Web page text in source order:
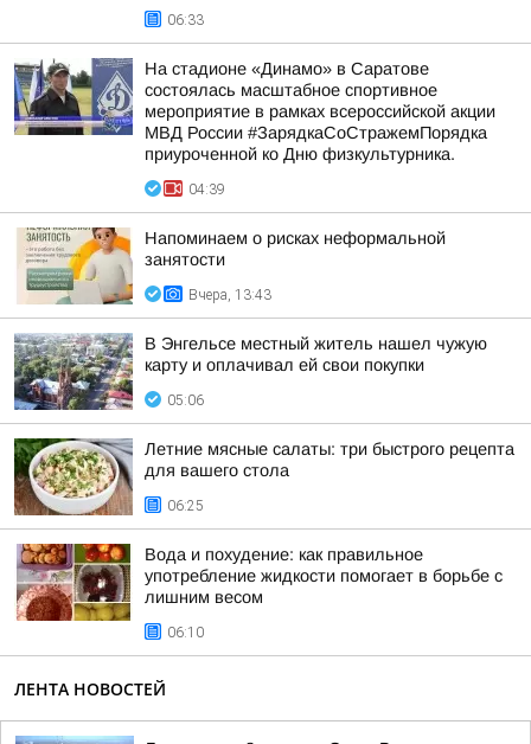
06:33
На стадионе «Динамо» в Саратове
состоялась масштабное спортивное
мероприятие в рамках всероссийской акции
МВД России #ЗарядкаСоСтражемПорядка
приуроченной ко Дню физкультурника.
04:39
Напоминаем о рисках неформальной
занятости
Вчера, 13:43
В Энгельсе местный житель нашел чужую
карту и оплачивал ей свои покупки
05:06
Летние мясные салаты: три быстрого рецепта
для вашего стола
06:25
Вода и похудение: как правильное
употребление жидкости помогает в борьбе с
лишним весом
06:10
ЛЕНТА НОВОСТЕЙ